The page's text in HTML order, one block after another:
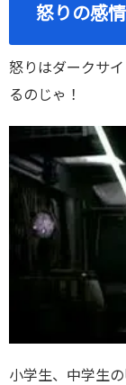
怒りの感
怒りはダークサ
るのじゃ！
小学生、中学生